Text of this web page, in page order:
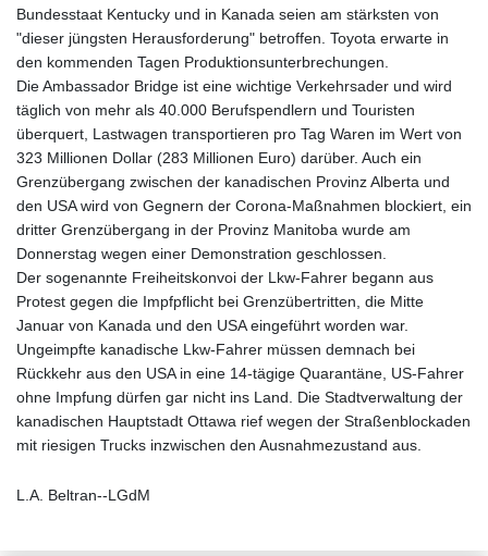
Bundesstaat Kentucky und in Kanada seien am stärksten von
"dieser jüngsten Herausforderung" betroffen. Toyota erwarte in
den kommenden Tagen Produktionsunterbrechungen.
Die Ambassador Bridge ist eine wichtige Verkehrsader und wird
täglich von mehr als 40.000 Berufspendlern und Touristen
überquert, Lastwagen transportieren pro Tag Waren im Wert von
323 Millionen Dollar (283 Millionen Euro) darüber. Auch ein
Grenzübergang zwischen der kanadischen Provinz Alberta und
den USA wird von Gegnern der Corona-Maßnahmen blockiert, ein
dritter Grenzübergang in der Provinz Manitoba wurde am
Donnerstag wegen einer Demonstration geschlossen.
Der sogenannte Freiheitskonvoi der Lkw-Fahrer begann aus
Protest gegen die Impfpflicht bei Grenzübertritten, die Mitte
Januar von Kanada und den USA eingeführt worden war.
Ungeimpfte kanadische Lkw-Fahrer müssen demnach bei
Rückkehr aus den USA in eine 14-tägige Quarantäne, US-Fahrer
ohne Impfung dürfen gar nicht ins Land. Die Stadtverwaltung der
kanadischen Hauptstadt Ottawa rief wegen der Straßenblockaden
mit riesigen Trucks inzwischen den Ausnahmezustand aus.
L.A. Beltran--LGdM